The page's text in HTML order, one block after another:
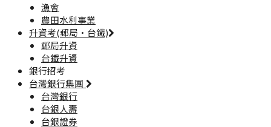
漁會
農田水利事業
升資考(郵局·台鐵)
郵局升資
台鐵升資
銀行招考
台灣銀行集團
台灣銀行
台銀人壽
台銀證券